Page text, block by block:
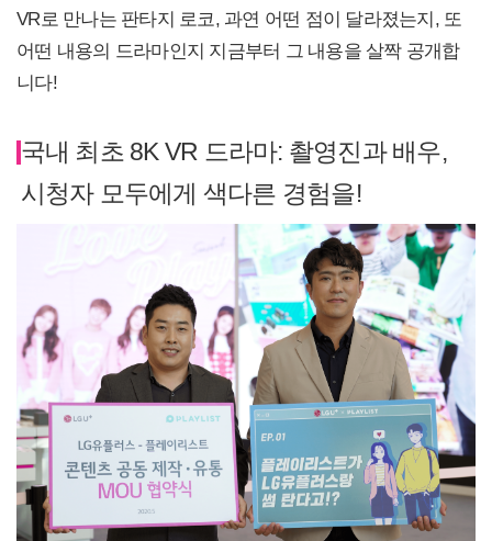
VR로 만나는 판타지 로코, 과연 어떤 점이 달라졌는지, 또
어떤 내용의 드라마인지 지금부터 그 내용을 살짝 공개합
니다!
국내 최초 8K VR 드라마: 촬영진과 배우,
시청자 모두에게 색다른 경험을!